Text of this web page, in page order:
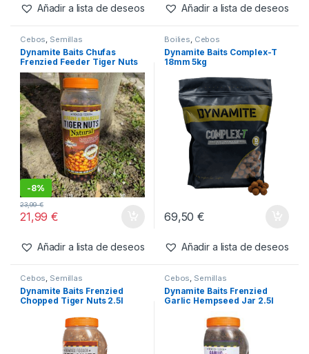
Añadir a lista de deseos Añadir a lista de deseos
Cebos, Semillas
Dynamite Baits Chufas
Frenzied Feeder Tiger Nuts
Betaine y Molasses 2.5l
-8%
21,99€
23,99€
Añadir a lista de deseos
Boilies, Cebos
Dynamite Baits Complex-T
18mm 5kg
69,50€
Añadir a lista de deseos
Cebos, Semillas
Dynamite Baits Frenzied
Chopped Tiger Nuts 2.5l
Cebos, Semillas
Dynamite Baits Frenzied
Garlic Hempseed Jar 2.5l